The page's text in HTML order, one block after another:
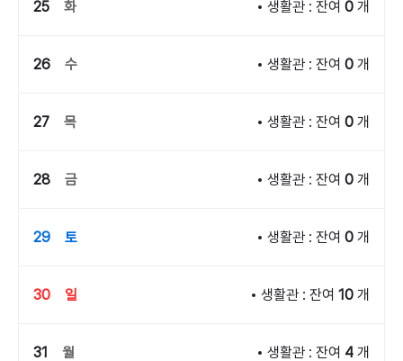
25 화 생활관 : 잔여 0 개
26 수 생활관 : 잔여 0 개
27 목 생활관 : 잔여 0 개
28 금 생활관 : 잔여 0 개
29 토 생활관 : 잔여 0 개
30 일 생활관 : 잔여 10 개
31 월 생활관 : 잔여 4 개